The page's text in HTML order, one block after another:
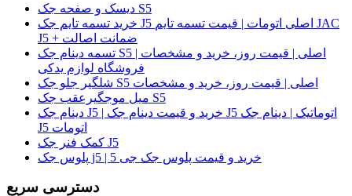
دیسک و صفحه جک S5
خرید تسمه تایم جک J5 اصلی اتومات | قیمت تسمه تایم JAC
J5 + ضمانت اصالت
تسمه دینام جک S5 اصلی | قیمت روز، خرید و مشخصات |
فروشگاه لوازم یدکی
شلگیر جلو جک S5 اصلی | قیمت روز، خرید و مشخصات
میل موجگیرعقب جک S5
دینام جک J5 | خرید و قیمت دینام جک J5 اتوماتیک | دینام جک
J5 اتومات
کمک فنر جک J5
پلوس جک j5 | خرید و قیمت پلوس جک جی 5
دسترسی سریع